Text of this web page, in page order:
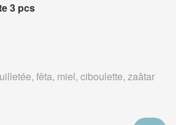
3 pcs
fêta, miel, ciboulette, zaâtar